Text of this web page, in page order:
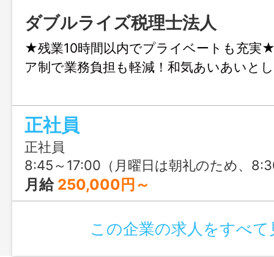
ダブルライズ税理士法人
★残業10時間以内でプライベートも充
ア制で業務負担も軽減！和気あいあいと
正社員
正社員
8:45～17:00（月曜日は朝礼のため、
月給 250,000円～
この企業の求人をすべて